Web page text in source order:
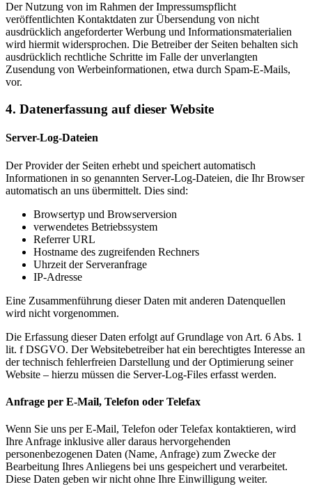
Der Nutzung von im Rahmen der Impressumspflicht
veröffentlichten Kontaktdaten zur Übersendung von nicht
ausdrücklich angeforderter Werbung und Informationsmaterialien
wird hiermit widersprochen. Die Betreiber der Seiten behalten sich
ausdrücklich rechtliche Schritte im Falle der unverlangten
Zusendung von Werbeinformationen, etwa durch Spam-E-Mails,
vor.
4. Datenerfassung auf dieser Website
Server-Log-Dateien
Der Provider der Seiten erhebt und speichert automatisch
Informationen in so genannten Server-Log-Dateien, die Ihr Browser
automatisch an uns übermittelt. Dies sind:
Browsertyp und Browserversion
verwendetes Betriebssystem
Referrer URL
Hostname des zugreifenden Rechners
Uhrzeit der Serveranfrage
IP-Adresse
Eine Zusammenführung dieser Daten mit anderen Datenquellen
wird nicht vorgenommen.
Die Erfassung dieser Daten erfolgt auf Grundlage von Art. 6 Abs. 1
lit. f DSGVO. Der Websitebetreiber hat ein berechtigtes Interesse an
der technisch fehlerfreien Darstellung und der Optimierung seiner
Website – hierzu müssen die Server-Log-Files erfasst werden.
Anfrage per E-Mail, Telefon oder Telefax
Wenn Sie uns per E-Mail, Telefon oder Telefax kontaktieren, wird
Ihre Anfrage inklusive aller daraus hervorgehenden
personenbezogenen Daten (Name, Anfrage) zum Zwecke der
Bearbeitung Ihres Anliegens bei uns gespeichert und verarbeitet.
Diese Daten geben wir nicht ohne Ihre Einwilligung weiter.